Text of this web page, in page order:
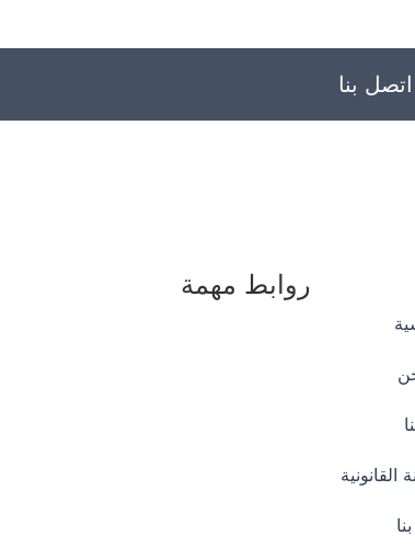
اتصل بنا
روابط مهمة
القانونية